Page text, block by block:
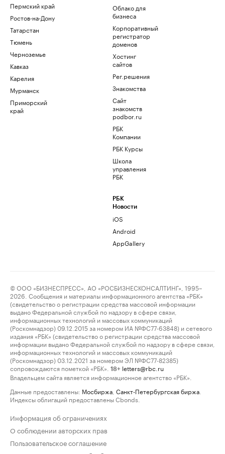
Пермский край
Ростов-на-Дону
Татарстан
Тюмень
Черноземье
Кавказ
Карелия
Мурманск
Приморский
край
Облако для
бизнеса
Корпоративный
регистратор
доменов
Хостинг
сайтов
Рег.решения
Знакомства
Сайт
знакомств
podbor.ru
РБК
Компании
РБК Курсы
Школа
управления
РБК
РБК
Новости
iOS
Android
AppGallery
© ООО «БИЗНЕСПРЕСС», АО «РОСБИЗНЕСКОНСАЛТИНГ», 1995–
2026. Сообщения и материалы информационного агентства «РБК»
(свидетельство о регистрации средства массовой информации
выдано Федеральной службой по надзору в сфере связи,
информационных технологий и массовых коммуникаций
(Роскомнадзор) 09.12.2015 за номером ИА №ФС77-63848) и сетевого
издания «РБК» (свидетельство о регистрации средства массовой
информации выдано Федеральной службой по надзору в сфере связи,
информационных технологий и массовых коммуникаций
(Роскомнадзор) 03.12.2021 за номером ЭЛ №ФС77-82385)
сопровождаются пометкой «РБК».
18+ letters@rbc.ru
Владельцем сайта является информационное агентство «РБК».
Данные предоставлены: Мосбиржа Санкт-Петербургская биржа
Индексы облигаций предоставлены Cbonds.
Информация об ограничениях
О соблюдении авторских прав
Пользовательское соглашение